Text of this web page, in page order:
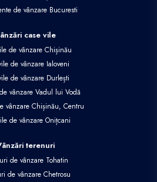
de vânzare Bucuresti
case vile
de vânzare Chișinău
de vânzare Ialoveni
de vânzare Durlești
vânzare Vadul lui Vodă
vânzare Chișinău, Centru
de vânzare Onițcani
terenuri
de vânzare Tohatin
de vânzare Chetrosu